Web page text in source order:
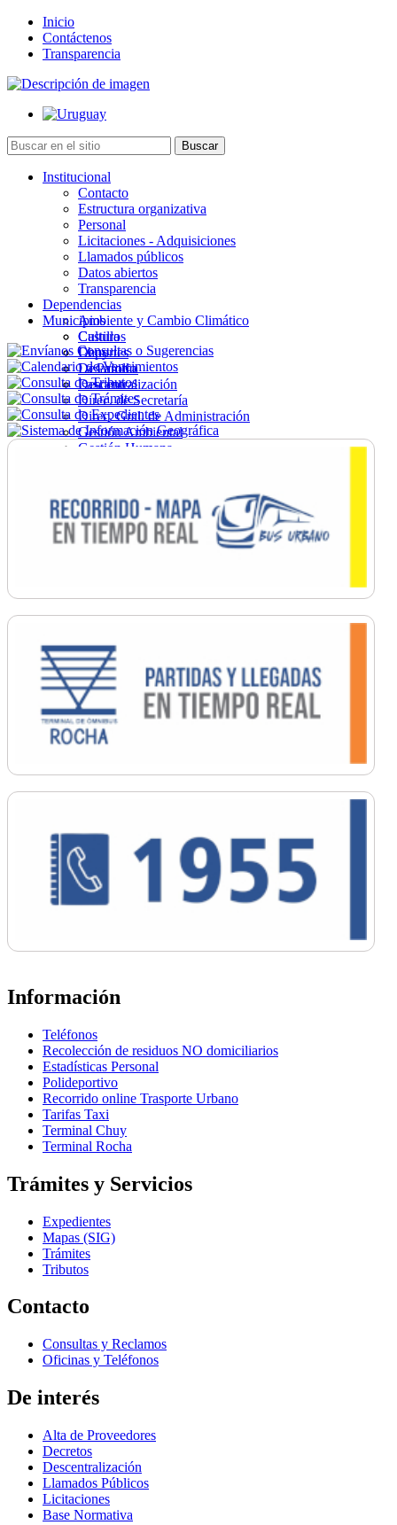
Inicio
Contáctenos
Transparencia
Institucional
Contacto
Estructura organizativa
Personal
Licitaciones - Adquisiciones
Llamados públicos
Datos abiertos
Transparencia
Dependencias
Ambiente y Cambio Climático
Cultura
Deportes
Desarrollo
Descentralización
Direc. de Secretaría
Direc. Gral. de Administración
Gestión Ambiental
Gestión Humana
Ordenamiento
Promoción Social
Salud
Secretaría General
Municipios
Castillos
Chuy
La Paloma
Lascano
Información
Teléfonos
Recolección de residuos NO domiciliarios
Estadísticas Personal
Polideportivo
Recorrido online Trasporte Urbano
Tarifas Taxi
Terminal Chuy
Terminal Rocha
Trámites y Servicios
Expedientes
Mapas (SIG)
Trámites
Tributos
Contacto
Consultas y Reclamos
Oficinas y Teléfonos
De interés
Alta de Proveedores
Decretos
Descentralización
Llamados Públicos
Licitaciones
Base Normativa